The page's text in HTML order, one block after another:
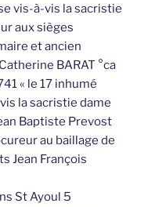
vis-à-vis la sacristie
aux sièges
et ancien
BARAT °ca
« le 17 inhumé
la sacristie dame
Baptiste Prevost
au baillage de
Jean François
St Ayoul 5